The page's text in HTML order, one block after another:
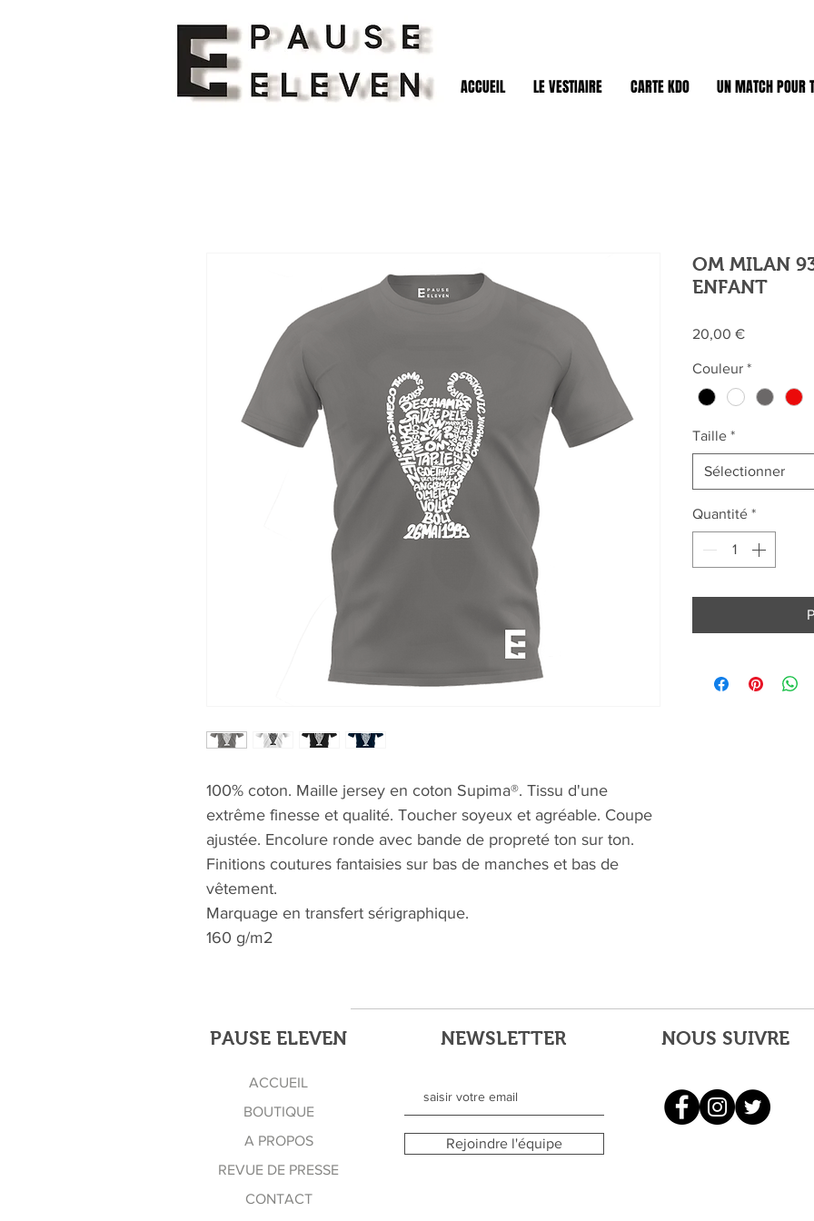
ACCUEIL LE VESTIAIRE CARTE KDO UN MATCH POUR
100% coton. Maille jersey en coton Supima®. Tissu d'une
extrême finesse et qualité. Toucher soyeux et agréable. Coupe
ajustée. Encolure ronde avec bande de propreté ton sur ton.
Finitions coutures fantaisies sur bas de manches et bas de
vêtement.
Marquage en transfert sérigraphique.
160 g/m2
OM MILAN
ENFANT
20,00 €Prix
Couleur *
Taille *
Sélectionner
Quantité *
PAUSE ELEVEN
ACCUEIL
BOUTIQUE
A PROPOS
REVUE DE PRESSE
CONTACT
NEWSLETTER
Rejoindre l'équipe
NOUS SUIVRE